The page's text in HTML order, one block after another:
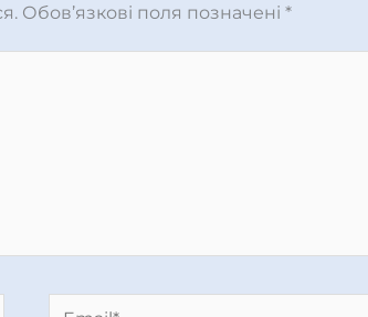
Обов’язкові поля позначені *